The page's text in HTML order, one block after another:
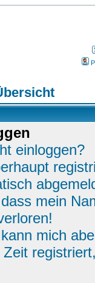
einloggen?
mein
mich